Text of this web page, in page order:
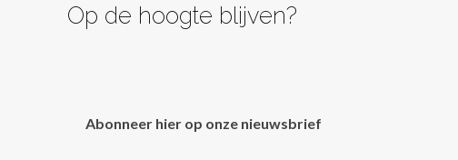
Op de hoogte blijven?
Abonneer hier op onze nieuwsbrief